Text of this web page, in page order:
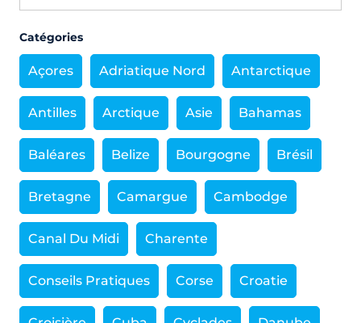
Catégories
Açores Adriatique Nord Antarctique
Antilles Arctique Asie Bahamas
Baléares Belize Bourgogne Brésil
Bretagne Camargue Cambodge
Canal Du Midi Charente
Conseils Pratiques Corse Croatie